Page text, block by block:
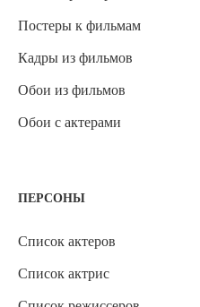
Постеры к фильмам
Кадры из фильмов
Обои из фильмов
Обои с актерами
ПЕРСОНЫ
Список актеров
Список актрис